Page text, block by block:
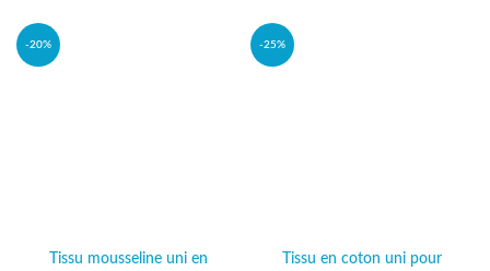
-20%
Tissu mousseline uni en
-25%
Tissu en coton uni pour